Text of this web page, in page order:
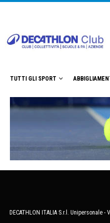
TUTTI GLI SPORT
DECATHLON ITALIA S.r.l. Unipersonale